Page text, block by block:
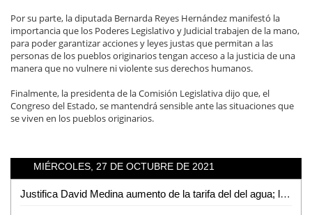
Por su parte, la diputada Bernarda Reyes Hernández manifestó la
importancia que los Poderes Legislativo y Judicial trabajen de la mano,
para poder garantizar acciones y leyes justas que permitan a las
personas de los pueblos originarios tengan acceso a la justicia de una
manera que no vulnere ni violente sus derechos humanos.
Finalmente, la presidenta de la Comisión Legislativa dijo que, el
Congreso del Estado, se mantendrá sensible ante las situaciones que
se viven en los pueblos originarios.
MIÉRCOLES, 27 DE OCTUBRE DE 2021
Justifica David Medina aumento de la tarifa del del agua; le avienta la pelota al Congreso